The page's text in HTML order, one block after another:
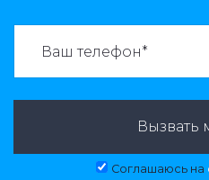
Вызвать
Соглашаюсь на